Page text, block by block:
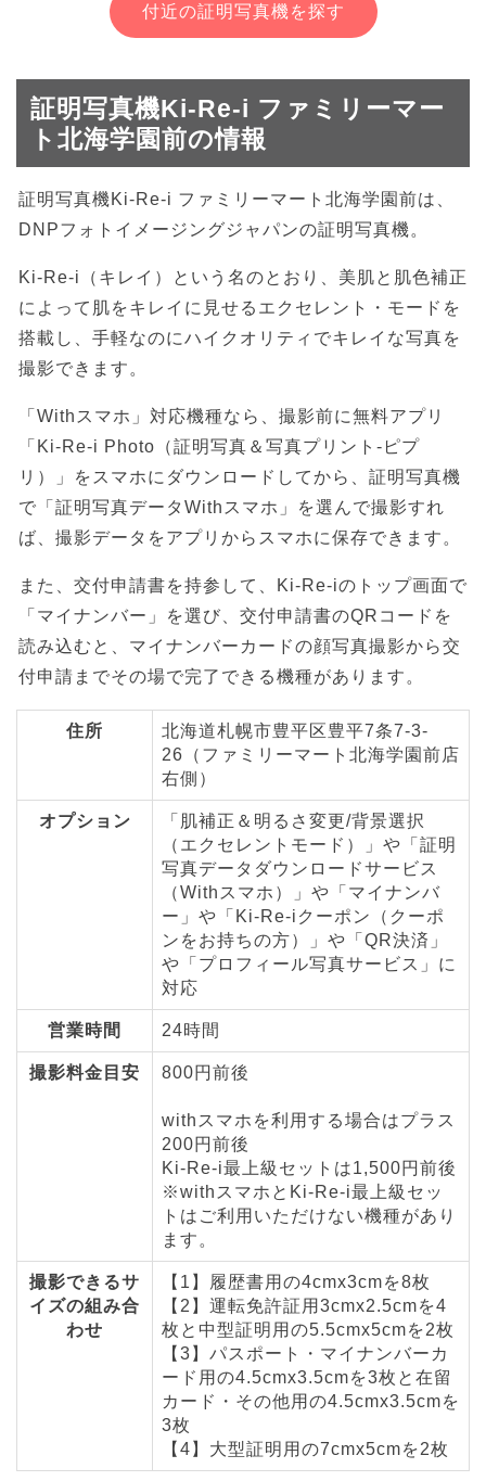
付近の証明写真機を探す
証明写真機Ki-Re-i ファミリーマー
ト北海学園前の情報
証明写真機Ki-Re-i ファミリーマート北海学園前は、
DNPフォトイメージングジャパンの証明写真機。
Ki-Re-i（キレイ）という名のとおり、美肌と肌色補正
によって肌をキレイに見せるエクセレント・モードを
搭載し、手軽なのにハイクオリティでキレイな写真を
撮影できます。
「Withスマホ」対応機種なら、撮影前に無料アプリ
「Ki-Re-i Photo（証明写真＆写真プリント-ピプ
リ）」をスマホにダウンロードしてから、証明写真機
で「証明写真データWithスマホ」を選んで撮影すれ
ば、撮影データをアプリからスマホに保存できます。
また、交付申請書を持参して、Ki-Re-iのトップ画面で
「マイナンバー」を選び、交付申請書のQRコードを
読み込むと、マイナンバーカードの顔写真撮影から交
付申請までその場で完了できる機種があります。
住所
北海道札幌市豊平区豊平7条7-3-
26（ファミリーマート北海学園前店
右側）
オプション
「肌補正＆明るさ変更/背景選択
（エクセレントモード）」や「証明
写真データダウンロードサービス
（Withスマホ）」や「マイナンバ
ー」や「Ki-Re-iクーポン（クーポ
ンをお持ちの方）」や「QR決済」
や「プロフィール写真サービス」に
対応
営業時間 24時間
撮影料金目安 800円前後
withスマホを利用する場合はプラス
200円前後
Ki-Re-i最上級セットは1,500円前後
※withスマホとKi-Re-i最上級セッ
トはご利用いただけない機種があり
ます。
撮影できるサ
イズの組み合
わせ
【1】履歴書用の4cmx3cmを8枚
【2】運転免許証用3cmx2.5cmを4
枚と中型証明用の5.5cmx5cmを2枚
【3】パスポート・マイナンバーカ
ード用の4.5cmx3.5cmを3枚と在留
カード・その他用の4.5cmx3.5cmを
3枚
【4】大型証明用の7cmx5cmを2枚